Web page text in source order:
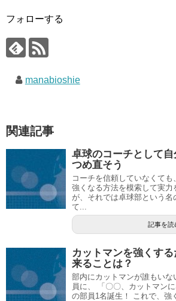
フォローする
manabioshie
関連記事
卓球のコーチとして
つめ直そう
コーチを信頼していなくて
強くなる方法を模索して実力
が、それでは卓球部という名
て...
記事を読
カットマンを強くす
来ることは？
部内にカットマンが誰もい
員に、 「〇〇、カットマン
の部員1名誕生！ これで、強